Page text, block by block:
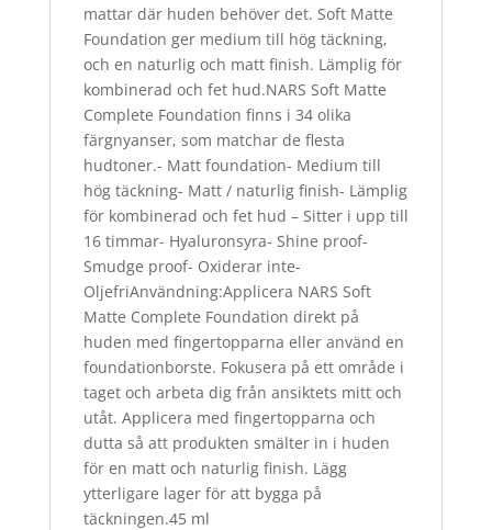
mattar där huden behöver det. Soft Matte
Foundation ger medium till hög täckning,
och en naturlig och matt finish. Lämplig för
kombinerad och fet hud.NARS Soft Matte
Complete Foundation finns i 34 olika
färgnyanser, som matchar de flesta
hudtoner.- Matt foundation- Medium till
hög täckning- Matt / naturlig finish- Lämplig
för kombinerad och fet hud – Sitter i upp till
16 timmar- Hyaluronsyra- Shine proof-
Smudge proof- Oxiderar inte-
OljefriAnvändning:Applicera NARS Soft
Matte Complete Foundation direkt på
huden med fingertopparna eller använd en
foundationborste. Fokusera på ett område i
taget och arbeta dig från ansiktets mitt och
utåt. Applicera med fingertopparna och
dutta så att produkten smälter in i huden
för en matt och naturlig finish. Lägg
ytterligare lager för att bygga på
täckningen.45 ml